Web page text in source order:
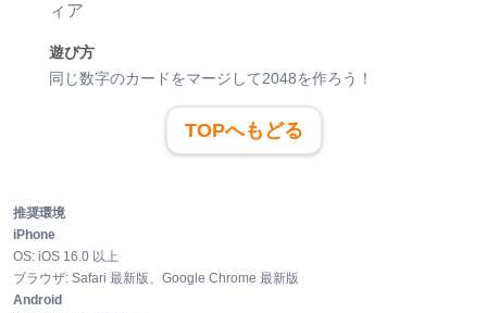
ィア
遊び方
同じ数字のカードをマージして2048を作ろう！
TOPへもどる
推奨環境
iPhone
OS: iOS 16.0 以上
ブラウザ: Safari 最新版、Google Chrome 最新版
Android